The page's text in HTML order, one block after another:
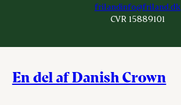
frilandinfo@friland.dk
CVR 15889101
En del af Danish Crown